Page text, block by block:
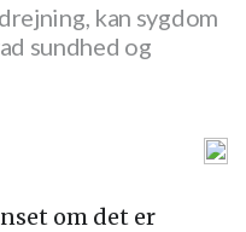
kan sygdom
sundhed og
om det er